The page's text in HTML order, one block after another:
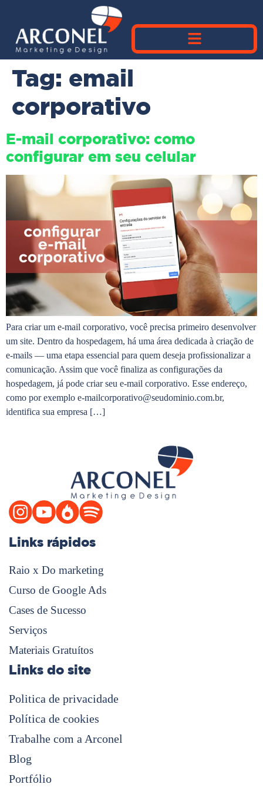
Tag: email
corporativo
E-mail corporativo: como
configurar em seu celular
Para criar um e-mail corporativo, você precisa primeiro desenvolver
um site. Dentro da hospedagem, há uma área dedicada à criação de
e-mails — uma etapa essencial para quem deseja profissionalizar a
comunicação. Assim que você finaliza as configurações da
hospedagem, já pode criar seu e-mail corporativo. Esse endereço,
como por exemplo e-mailcorporativo@seudominio.com.br,
identifica sua empresa […]
Links rápidos
Raio x Do marketing
Curso de Google Ads
Cases de Sucesso
Serviços
Materiais Gratuítos
Links do site
Politica de privacidade
Política de cookies
Trabalhe com a Arconel
Blog
Portfólio